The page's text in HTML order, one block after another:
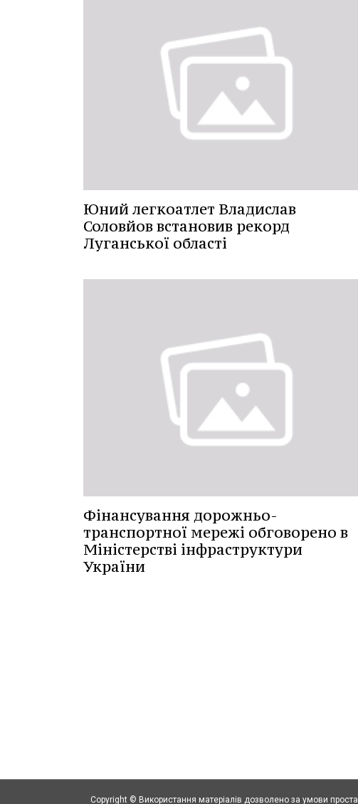
Юний легкоатлет Владислав
Соловйов встановив рекорд
Луганської області
Фінансування дорожньо-
транспортної мережі обговорено в
Міністерстві інфраструктури
України
Copyright © Використання матеріалів дозволено за умови